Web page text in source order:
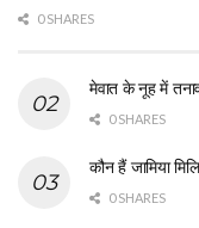
0 SHARES
मेवात के नूह में
0 SHARES
कौन हैं जामिया
0 SHARES